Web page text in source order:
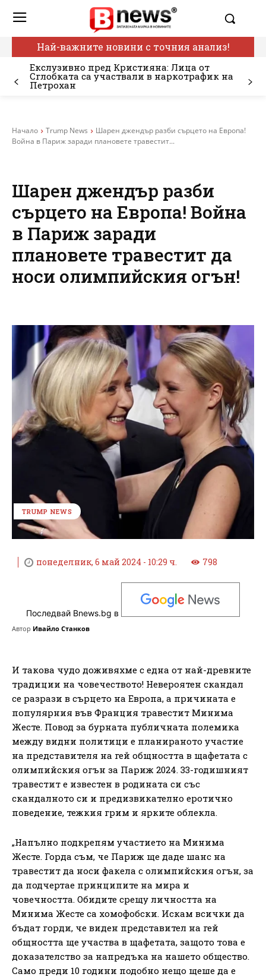
Най-важните новини с точния анализ!
Екслузивно пред Кристияна: Лица от
Сглобката са участвали в наркотрафик на
Петрохан
Начало Trump News
Шарен джендър разби сърцето на Европа!
Война в Париж заради плановете травестит...
Шарен джендър разби
сърцето на Европа! Война
в Париж заради
плановете травестит да
носи олимпийския огън!
TRUMP NEWS
понеделник, 6 май 2024 - 10:29 ч. 798
Последвай Bnews.bg в
Автор Ивайло Станков
И такова чудо доживяхме с една от най-древните
традиции на човечеството! Невероятен скандал
се разрази в сърцето на Европа, а причината е
популярния във Франция травестит Минима
Жесте. Повод за бурната публичната полемика
между видни политици е планираното участие
на представителя на гей общността в щафетата с
олимпийския огън за Париж 2024. 33-годишният
травестит е известен в родината си със
скандалното си и предизвикателно еротично
поведение, тежкия грим и ярките облекла.
„Напълно подкрепям участието на Минима
Жесте. Горда съм, че Париж ще даде шанс на
травестит да носи факела с олимпийския огън, за
да подчертае принципите на мира и
човечността. Обидите срещу личността на
Минима Жесте са хомофобски. Искам всички да
бъдат горди, че виден представител на гей
общността ще участва в щафетата, защото това е
доказателство за напредъка на нашето общество.
Само преди 10 години подобно нещо щеше да е